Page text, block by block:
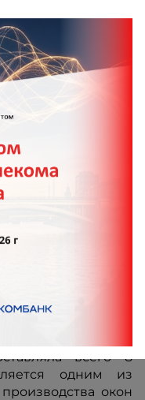
всего 8
одним из
окон